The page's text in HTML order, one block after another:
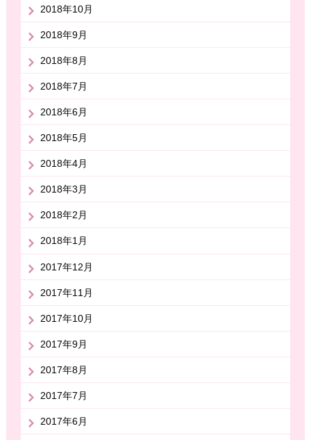
2018年10月
2018年9月
2018年8月
2018年7月
2018年6月
2018年5月
2018年4月
2018年3月
2018年2月
2018年1月
2017年12月
2017年11月
2017年10月
2017年9月
2017年8月
2017年7月
2017年6月